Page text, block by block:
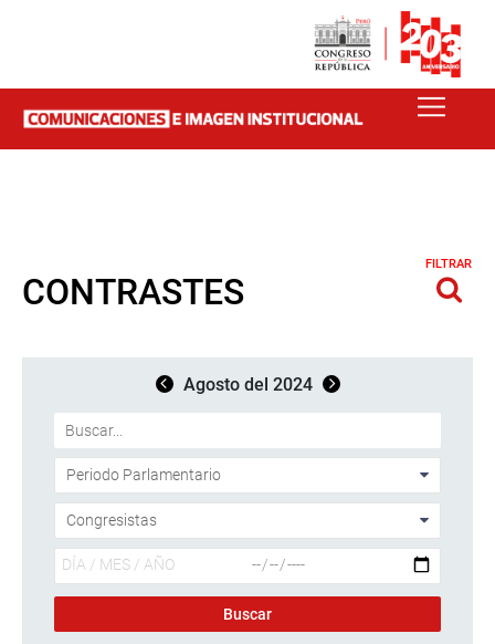
CONTRASTES
FILTRAR
Agosto del 2024